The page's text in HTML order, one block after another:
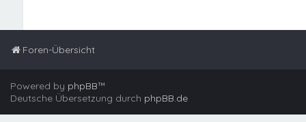
Foren-Übersicht
Powered by phpBB™
Deutsche Übersetzung durch phpBB.de